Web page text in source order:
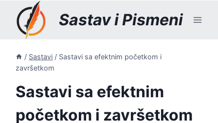
content
Sastav i Pismeni
/ Sastavi / Sastavi sa efektnim početkom i
završetkom
Sastavi sa efektnim
početkom i završetkom